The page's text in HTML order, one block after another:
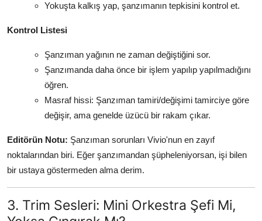
Yokuşta kalkış yap, şanzımanın tepkisini kontrol et.
Kontrol Listesi
Şanzıman yağının ne zaman değiştiğini sor.
Şanzımanda daha önce bir işlem yapılıp yapılmadığını
öğren.
Masraf hissi: Şanzıman tamiri/değişimi tamirciye göre
değişir, ama genelde üzücü bir rakam çıkar.
Editörün Notu: Şanzıman sorunları Vivio'nun en zayıf
noktalarından biri. Eğer şanzımandan şüpheleniyorsan, işi bilen
bir ustaya göstermeden alma derim.
3. Trim Sesleri: Mini Orkestra Şefi Mi,